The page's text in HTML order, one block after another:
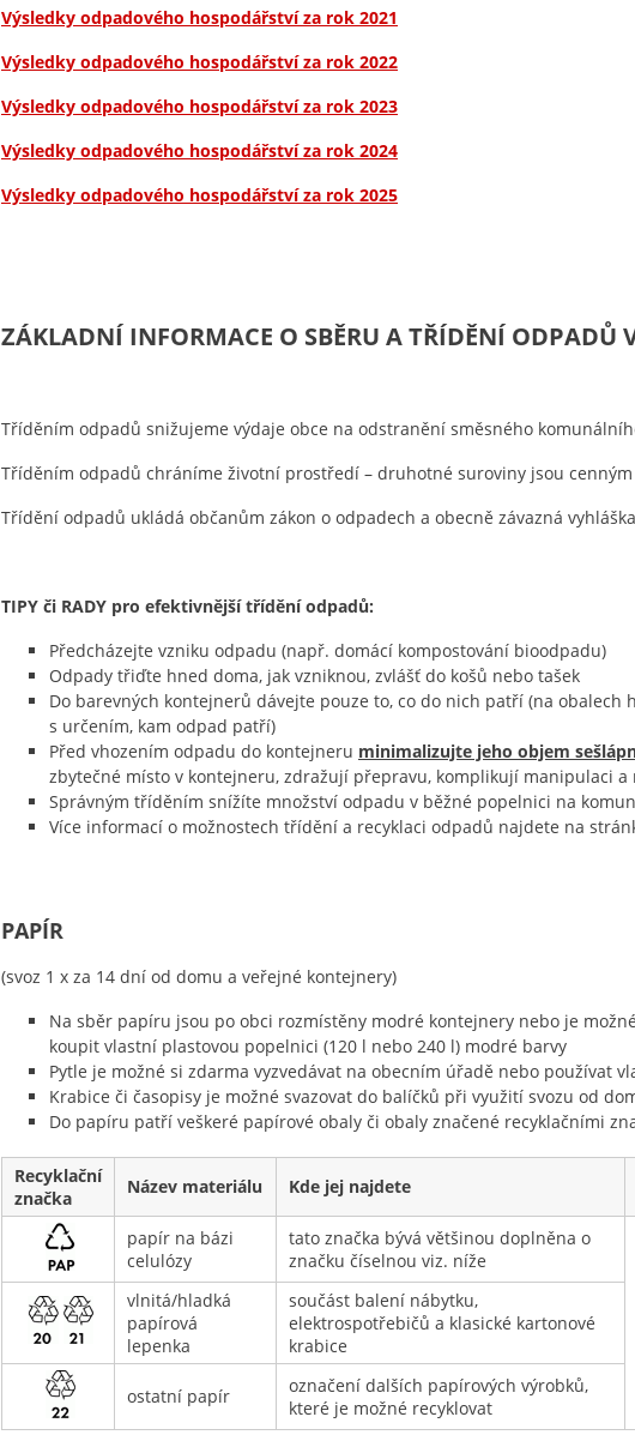
Výsledky odpadového hospodářství za rok 2021
Výsledky odpadového hospodářství za rok 2022
Výsledky odpadového hospodářství za rok 2023
Výsledky odpadového hospodářství za rok 2024
Výsledky odpadového hospodářství za rok 2025
ZÁKLADNÍ INFORMACE O SBĚRU A TŘÍDĚNÍ ODPADŮ
Tříděním odpadů snižujeme výdaje obce na odstranění směsného
Tříděním odpadů chráníme životní prostředí – druhotné suroviny jsou
Třídění odpadů ukládá občanům zákon o odpadech a obecně závazná
TIPY či RADY pro efektivnější třídění odpadů:
Předcházejte vzniku odpadu (např. domácí kompostování bioodpadu)
Odpady třiďte hned doma, jak vzniknou, zvlášť do košů nebo tašek
Do barevných kontejnerů dávejte pouze to, co do nich patří (na obalech
s určením, kam odpad patří)
Před vhozením odpadu do kontejneru minimalizujte jeho objem
zbytečné místo v kontejneru, zdražují přepravu, komplikují manipulaci a
Správným tříděním snížíte množství odpadu v běžné popelnici na
Více informací o možnostech třídění a recyklaci odpadů najdete na
PAPÍR
(svoz 1 x za 14 dní od domu a veřejné kontejnery)
Na sběr papíru jsou po obci rozmístěny modré kontejnery nebo je
koupit vlastní plastovou popelnici (120 l nebo 240 l) modré barvy
Pytle je možné si zdarma vyzvedávat na obecním úřadě nebo používat
Krabice či časopisy je možné svazovat do balíčků při využití svozu od
Do papíru patří veškeré papírové obaly či obaly značené recyklačními
Recyklační
značka
Název materiálu Kde jej najdete
papír na bázi
celulózy
tato značka bývá většinou doplněna o
značku číselnou viz. níže
vlnitá/hladká
papírová
lepenka
součást balení nábytku,
elektrospotřebičů a klasické kartonové
krabice
ostatní papír
označení dalších papírových výrobků,
které je možné recyklovat